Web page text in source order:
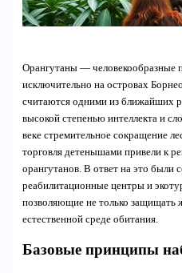
Орангутаны — человекообразные
исключительно на островах
считаются одними из ближайших
высокой степенью интеллекта и
веке стремительное сокращение
торговля детенышами привели к
орангутанов. В ответ на это были
реабилитационные центры и
позволяющие не только защищать
естественной среде обитания.
Базовые принципы